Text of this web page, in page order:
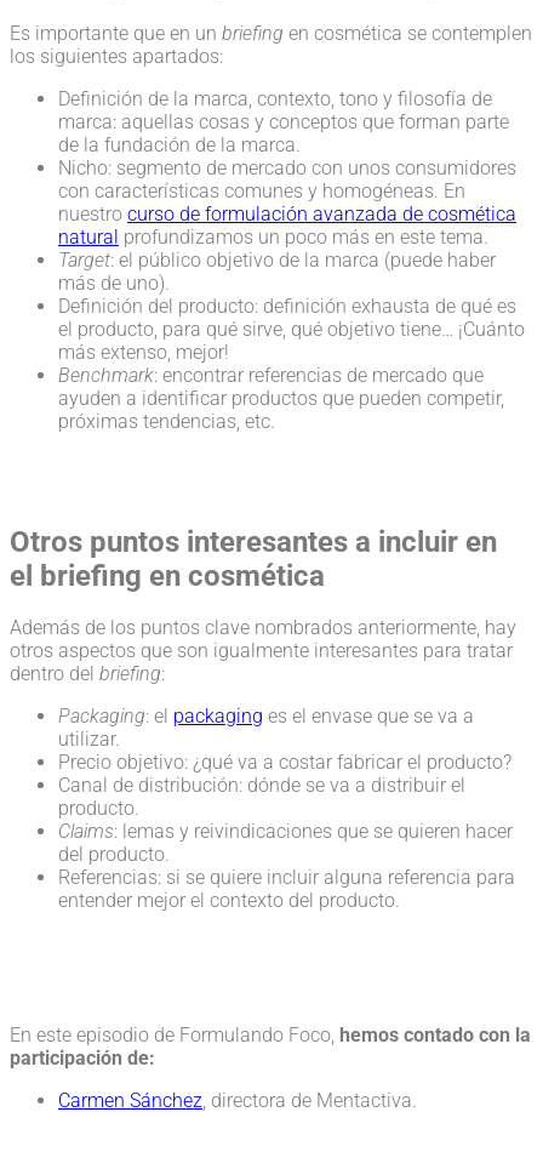
Es importante que en un briefing en cosmética se contemplen
los siguientes apartados:
Definición de la marca, contexto, tono y filosofía de
marca: aquellas cosas y conceptos que forman parte
de la fundación de la marca.
Nicho: segmento de mercado con unos consumidores
con características comunes y homogéneas. En
nuestro curso de formulación avanzada de cosmética
natural profundizamos un poco más en este tema.
Target: el público objetivo de la marca (puede haber
más de uno).
Definición del producto: definición exhausta de qué es
el producto, para qué sirve, qué objetivo tiene… ¡Cuánto
más extenso, mejor!
Benchmark: encontrar referencias de mercado que
ayuden a identificar productos que pueden competir,
próximas tendencias, etc.
Otros puntos interesantes a incluir en
el briefing en cosmética
Además de los puntos clave nombrados anteriormente, hay
otros aspectos que son igualmente interesantes para tratar
dentro del briefing:
Packaging: el packaging es el envase que se va a
utilizar.
Precio objetivo: ¿qué va a costar fabricar el producto?
Canal de distribución: dónde se va a distribuir el
producto.
Claims: lemas y reivindicaciones que se quieren hacer
del producto.
Referencias: si se quiere incluir alguna referencia para
entender mejor el contexto del producto.
En este episodio de Formulando Foco, hemos contado con la
participación de:
Carmen Sánchez, directora de Mentactiva.